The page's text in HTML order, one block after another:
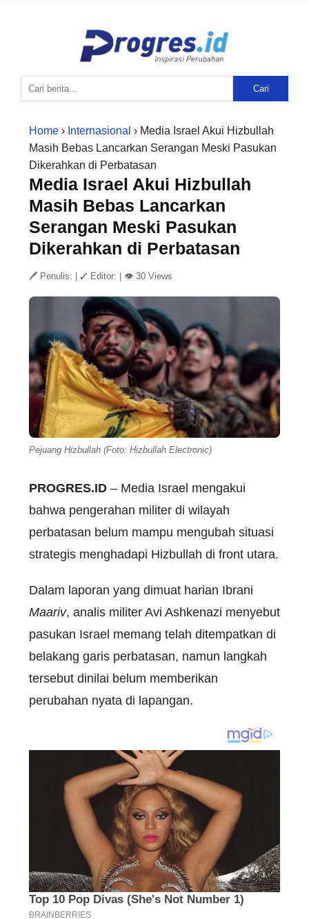
Cari
Home › Internasional › Media Israel Akui Hizbullah
Masih Bebas Lancarkan Serangan Meski Pasukan
Dikerahkan di Perbatasan
Media Israel Akui Hizbullah
Masih Bebas Lancarkan
Serangan Meski Pasukan
Dikerahkan di Perbatasan
🖊 Penulis: ✓ Editor: 👁 30 Views
Pejuang Hizbullah (Foto: Hizbullah Electronic)
PROGRES.ID – Media Israel mengakui
bahwa pengerahan militer di wilayah
perbatasan belum mampu mengubah situasi
strategis menghadapi Hizbullah di front utara.
Dalam laporan yang dimuat harian Ibrani
Maariv, analis militer Avi Ashkenazi menyebut
pasukan Israel memang telah ditempatkan di
belakang garis perbatasan, namun langkah
tersebut dinilai belum memberikan
perubahan nyata di lapangan.